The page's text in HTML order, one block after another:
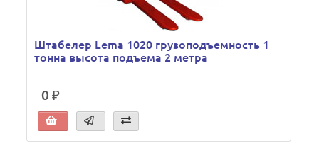
Штабелер Lema 1020 грузоподъемность 1
тонна высота подъема 2 метра
0 ₽